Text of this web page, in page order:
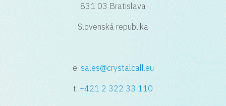
831 03 Bratislava
Slovenská republika
e: sales@crystalcall.eu
t: +421 2 322 33 110